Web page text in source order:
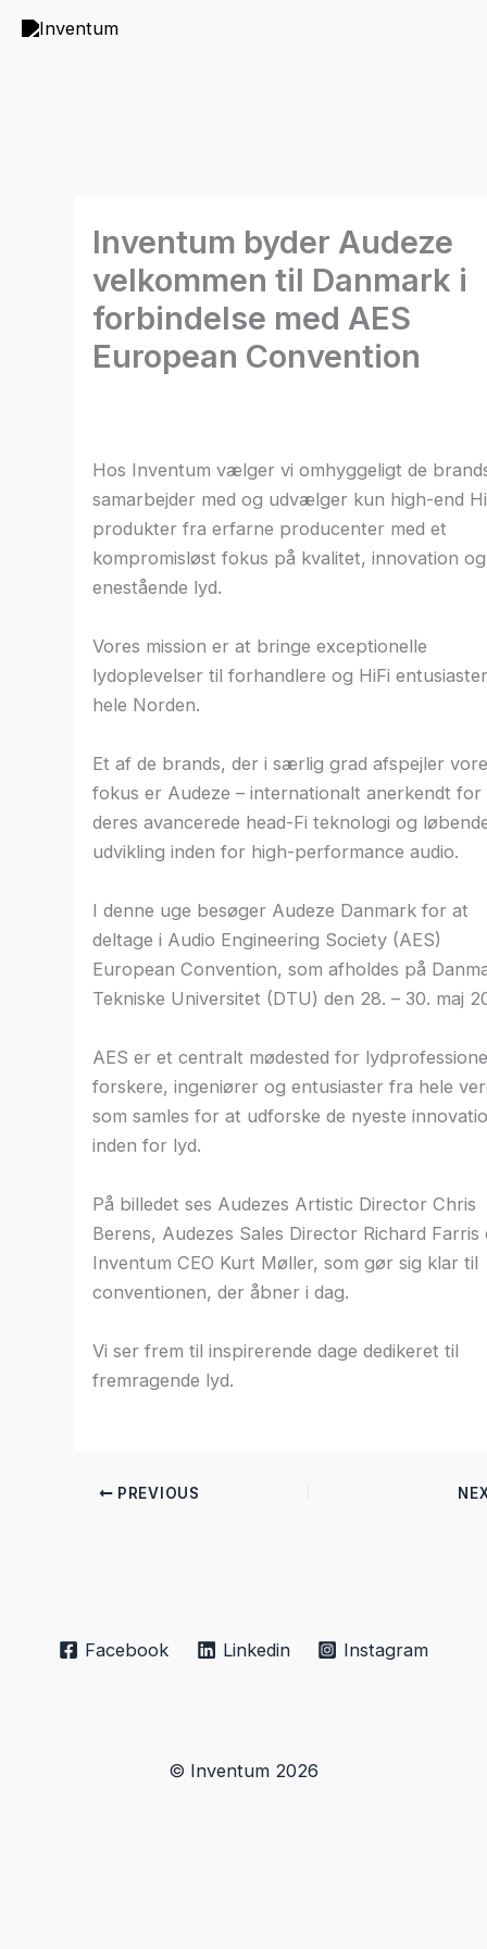
Inventum byder Audeze
velkommen til Danmark i
forbindelse med AES
European Convention
Hos Inventum vælger vi omhyggeligt de
samarbejder med og udvælger kun high-end
produkter fra erfarne producenter med et
kompromisløst fokus på kvalitet, innovation og
enestående lyd.
Vores mission er at bringe exceptionelle
lydoplevelser til forhandlere og HiFi
hele Norden.
Et af de brands, der i særlig grad afspejler
fokus er Audeze – internationalt anerkendt for
deres avancerede head-Fi teknologi og
udvikling inden for high-performance audio.
I denne uge besøger Audeze Danmark for at
deltage i Audio Engineering Society (AES)
European Convention, som afholdes på
Tekniske Universitet (DTU) den 28. – 30. maj
AES er et centralt mødested for
forskere, ingeniører og entusiaster fra hele
som samles for at udforske de nyeste
inden for lyd.
På billedet ses Audezes Artistic Director Chris
Berens, Audezes Sales Director Richard Farris
Inventum CEO Kurt Møller, som gør sig klar til
conventionen, der åbner i dag.
Vi ser frem til inspirerende dage dedikeret til
fremragende lyd.
PREVIOUS
Facebook Linkedin Instagram
© Inventum 2026